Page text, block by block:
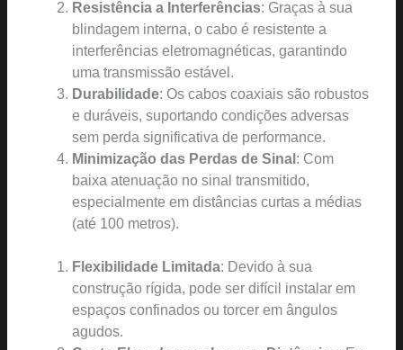
Resistência a Interferências: Graças à sua
blindagem interna, o cabo é resistente a
interferências eletromagnéticas, garantindo
uma transmissão estável.
Durabilidade: Os cabos coaxiais são robustos
e duráveis, suportando condições adversas
sem perda significativa de performance.
Minimização das Perdas de Sinal : Com
baixa atenuação no sinal transmitido,
especialmente em distâncias curtas a médias
(até 100 metros).
Flexibilidade Limitada: Devido à sua
construção rígida, pode ser difícil instalar em
espaços confinados ou torcer em ângulos
agudos.